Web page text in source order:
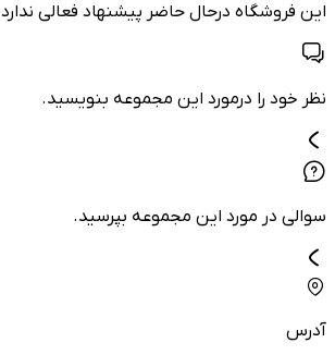
این فروشگاه درحال حاضر پیشنهاد فعالی ندارد
نظر خود را درمورد این مجموعه بنویسید.
سوالی در مورد این مجموعه بپرسید.
آدرس